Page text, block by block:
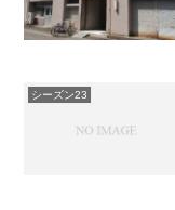
シーズン23